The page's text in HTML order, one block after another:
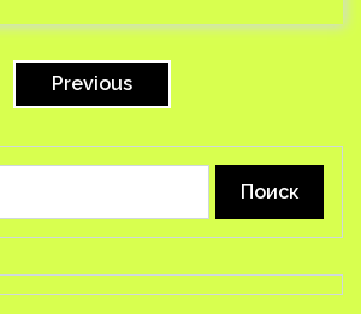
Previous